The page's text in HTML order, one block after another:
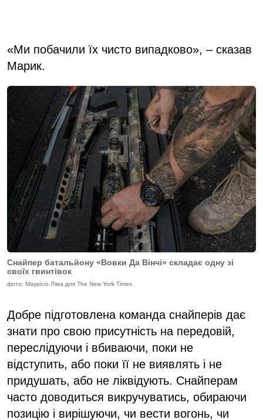
«Ми побачили їх чисто випадково», – сказав
Марик.
Снайпер батальйону «Вовки Да Вінчі» складає одну зі
своїх гвинтівок
фото: Маурісіо Ліма для The New York Times
Добре підготовлена команда снайперів дає
знати про свою присутність на передовій,
переслідуючи і вбиваючи, поки не
відступить, або поки її не виявлять і не
придушать, або не ліквідують. Снайперам
часто доводиться викручуватись, обираючи
позицію і вирішуючи, чи вести вогонь, чи